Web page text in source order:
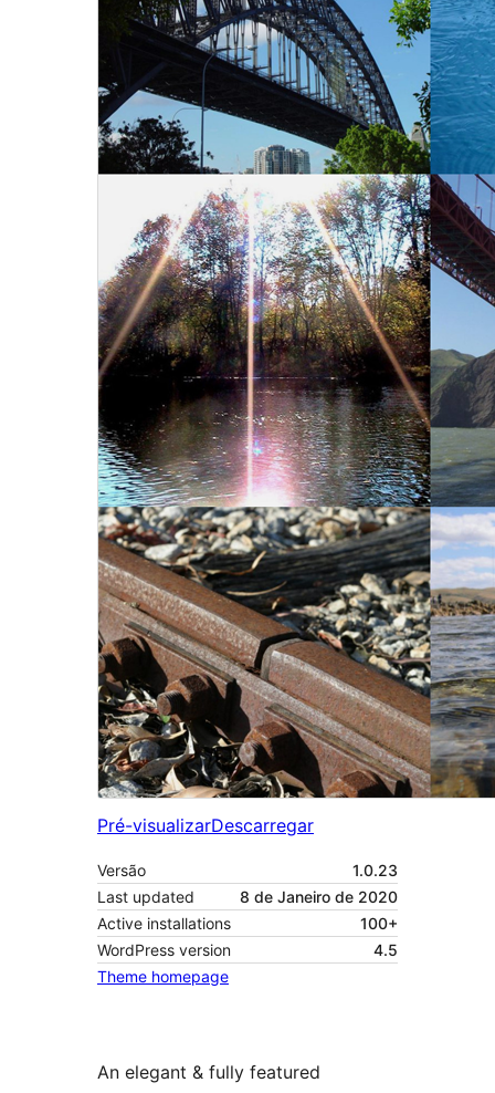
Pré-visualizarDescarregar
Versão
1.0.23
Last updated
8 de Janeiro de 2020
Active installations
100+
WordPress version
4.5
Theme homepage
An elegant & fully featured